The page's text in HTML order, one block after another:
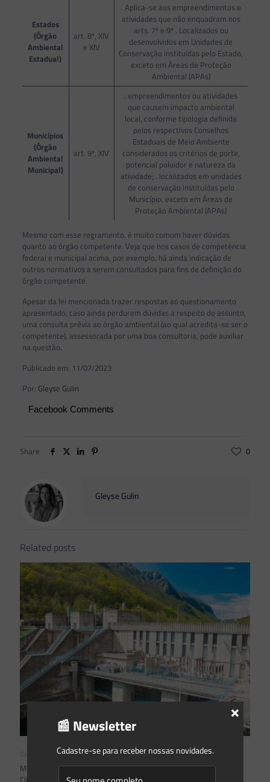
Estados
(Órgão
Ambiental
Estadual)
art. 8º, XIV
e XIV
. Aplica-se aos empreendimentos e
atividades que não enquadram nos
arts. 7º e 9º . Localizados ou
desenvolvidos em Unidades de
Conservação instituídas pelo Estado,
exceto em Áreas de Proteção
Ambiental (APAs)
Municípios
(Órgão
Ambiental
Municipal)
art. 9º, XIV
. empreendimentos ou atividades
que causem impacto ambiental
local, conforme tipologia definida
pelos respectivos Conselhos
Estaduais de Meio Ambiente
considerados os critérios de porte,
potencial poluidor e natureza da
atividade; . localizados em unidades
de conservação instituídas pelo
Município, exceto em Áreas de
Proteção Ambiental (APAs)
Mesmo com esse regramento, é muito comum haver dúvidas
quanto ao órgão competente. Veja que nos casos de competência
federal e municipal acima, por exemplo, há ainda indicação de
outros normativos a serem consultados para fins de definição do
órgão competente.
Apesar da lei mencionada trazer respostas ao questionamento
apresentado, caso ainda perdurem dúvidas a respeito do assunto,
uma consulta prévia ao órgão ambiental (ao qual acredita-se ser o
competente), assessorada por uma boa consultoria, pode auxiliar
na questão.
Publicado em: 11/07/2023
Por: Gleyse Gulin
Facebook Comments
Share 0
Gleyse Gulin
Related posts
04/08/2026
Mudanças climáticas, risco operacional e a relevância do Plano
Clima 2026 para as hidrelétricas
📰 Newsletter
Cadastre-se para receber nossas novidades.
×